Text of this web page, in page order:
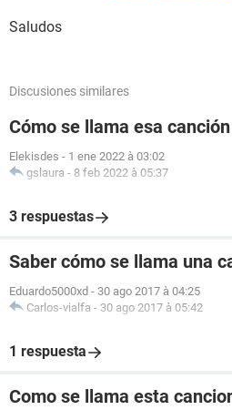
Saludos
Discusiones similares
Cómo se llama esa
Elekisdes - 1 ene 2022 à 03:02
gslaura - 8 feb 2022 à 05:37
3 respuestas
Saber cómo se llama una
Eduardo5000xd - 30 ago 2017 à 04:25
Carlos-vialfa - 30 ago 2017 à 05:42
1 respuesta
Como se llama esta